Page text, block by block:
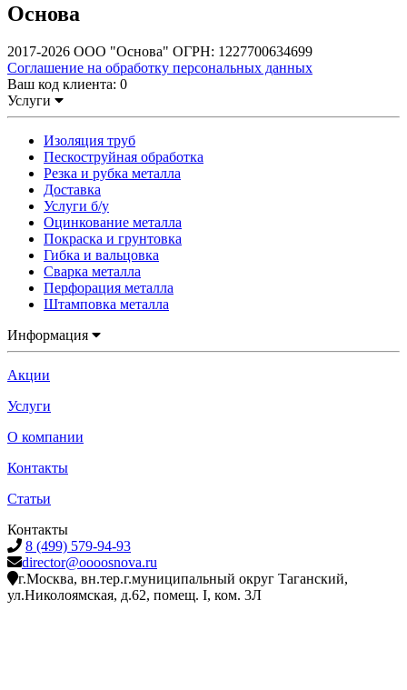
Основа
2017-2026 ООО "Основа" ОГРН: 1227700634699
Соглашение на обработку персональных данных
Ваш код клиента: 0
Услуги
Изоляция труб
Пескоструйная обработка
Резка и рубка металла
Доставка
Услуги б/у
Оцинкование металла
Покраска и грунтовка
Гибка и вальцовка
Сварка металла
Перфорация металла
Штамповка металла
Информация
Акции
Услуги
О компании
Контакты
Статьи
Контакты
8 (499) 579-94-93
director@oooosnova.ru
г.Москва, вн.тер.г.муниципальный округ Таганский,
ул.Николоямская, д.62, помещ. I, ком. 3Л